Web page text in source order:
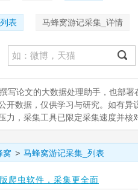
表
马蜂窝游记采集_详情
论
马蜂窝景点采集_内部景
表
马蜂窝娱乐采集_详情
写论文的大数据处理助手，也部
开数据，仅供学习与研究。如有
力，采集工具已限定采集速度并
窝 > 马蜂窝游记采集_列表
爬虫软件，采集更全面